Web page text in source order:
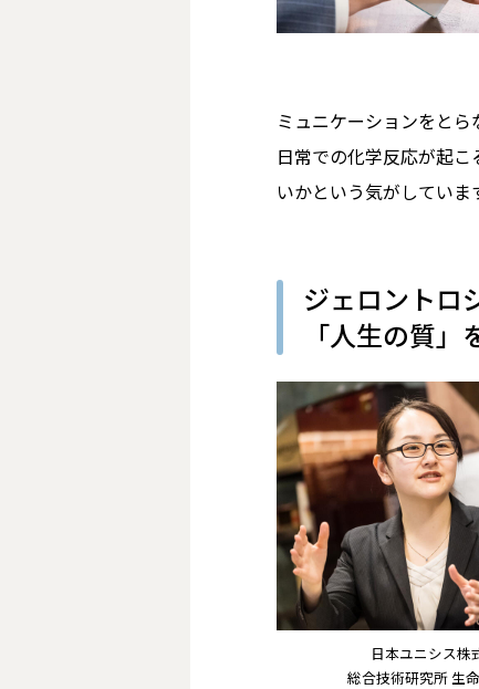
ミュニケーションをと
日常での化学反応が起
いかという気がしていま
ジェロントロ
「人生の質
日本ユニシス株
総合技術研究所 生